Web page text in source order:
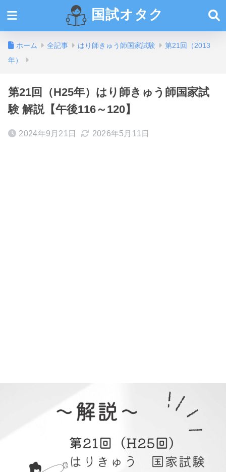
国試オタク
ホーム 全記事 はり師きゅう師国家試験
第21回（2013
年）
第21回（H25年）はり師きゅう師国家試
験 解説【午後116～120】
2024年9月21日 2026年5月11日